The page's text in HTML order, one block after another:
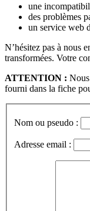
une
des problèmes
un service web
N’hésitez pas à nous
transformées. Votre
ATTENTION :
fourni dans la fiche
Nom ou pseudo :
Adresse email :